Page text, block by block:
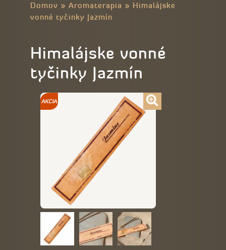
Domov » Aromaterapia » Himalájske
vonné tyčinky Jazmín
Himalájske vonné
tyčinky Jazmín